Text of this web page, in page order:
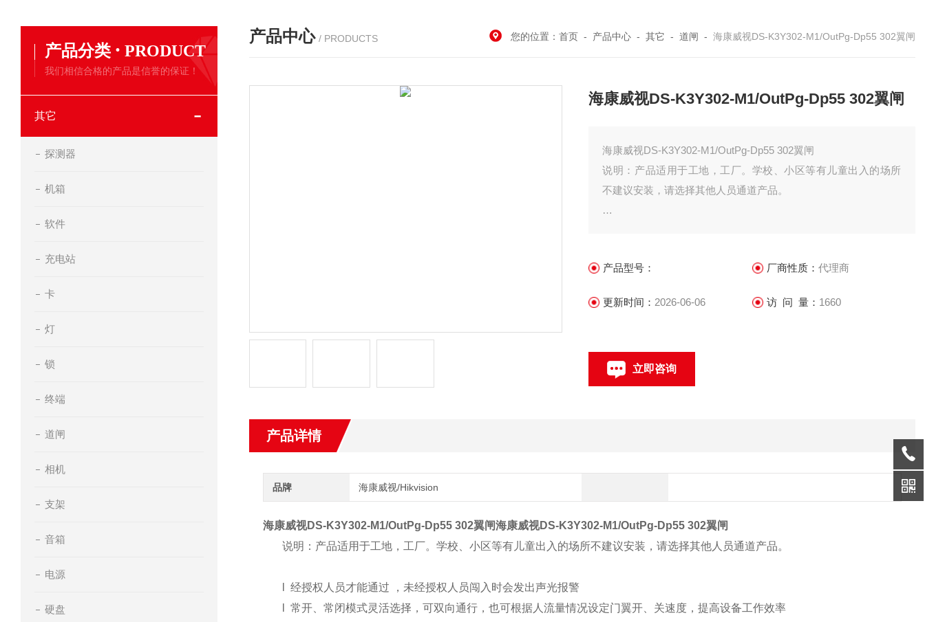
产品分类 · PRODUCT
我们相信合格的产品是信誉的保证！
其它
探测器
机箱
软件
充电站
卡
灯
锁
终端
道闸
相机
支架
音箱
电源
硬盘
产品中心 / PRODUCTS 您的位置： 首页 - 产品中心 - 其它 - 道闸 - 海康威视DS-K3Y302-M1/OutPg-Dp55 302翼闸
海康威视DS-K3Y302-M1/OutPg-Dp55 302翼闸
海康威视DS-K3Y302-M1/OutPg-Dp55 302翼闸
说明：产品适用于工地，工厂。学校、小区等有儿童出入的场所
不建议安装，请选择其他人员通道产品。
l 经授权人员才能通过 ，未经授权人员闯入时会发出声光报警
l 常开、常闭模式灵活选择，可双向通行，也可根据人流量情况设
l 防尾随跟踪控制技术，严格防止非授权人员通行
产品型号： 厂商性质： 代理商
更新时间： 2026-06-06 访 问 量： 1660
立即咨询
产品详情
品牌 海康威视/Hikvision
海康威视DS-K3Y302-M1/OutPg-Dp55 302翼闸海康威视DS-K3Y302-M1/OutPg-Dp55 302翼闸
说明：产品适用于工地，工厂。学校、小区等有儿童出入的场所不建议安装，请选择其他人员通道产品。
经授权人员才能通过 ，未经授权人员闯入时会发出声光报警
常开、常闭模式灵活选择，可双向通行，也可根据人流量情况设定门翼开、关速度，提高设备工作效率